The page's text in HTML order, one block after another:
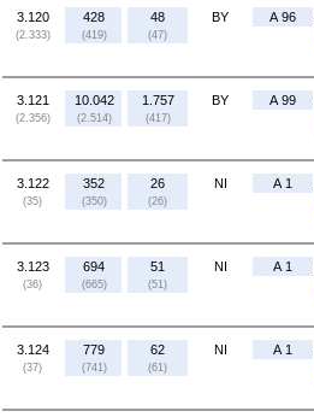
3.120
(2.333)
428
(419)
48
(47)
BY A 96
3.121
(2.356)
10.042
(2.514)
1.757
(417)
BY A 99
3.122
(35)
352
(350)
26
(26)
NI A 1
3.123
(36)
694
(665)
51
(51)
NI A 1
3.124
(37)
779
(741)
62
(61)
NI A 1